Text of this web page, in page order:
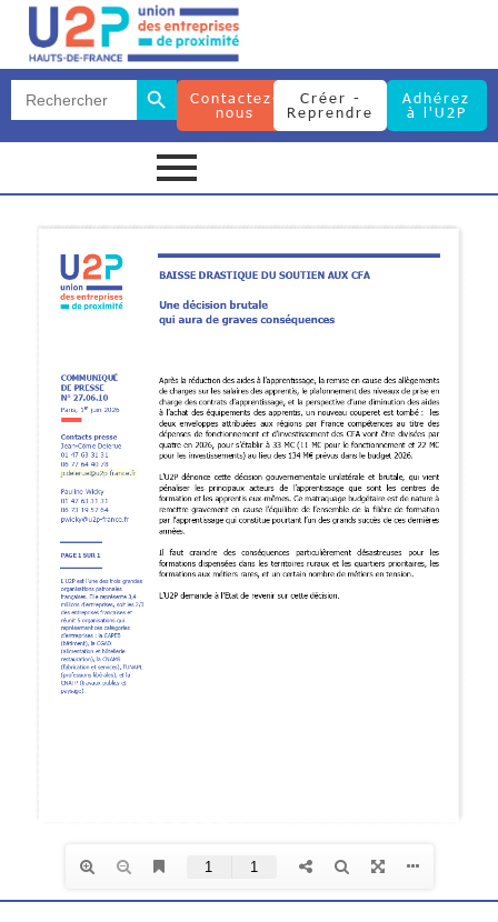
Search
for:
Search Button
Contactez-
nous
Créer -
Reprendre
Adhérez
à l'U2P
Search Search Button